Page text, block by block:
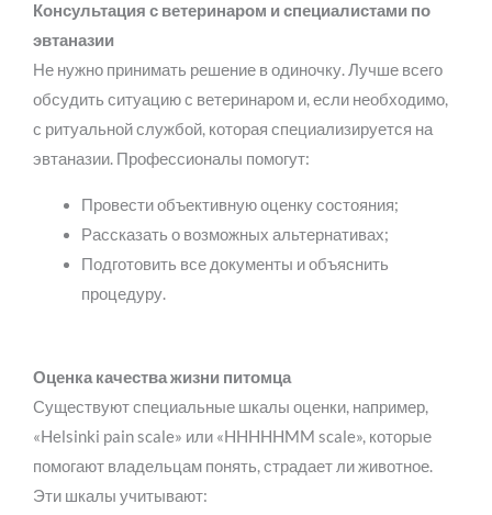
Консультация с ветеринаром и специалистами по
эвтаназии
Не нужно принимать решение в одиночку. Лучше всего
обсудить ситуацию с ветеринаром и, если необходимо,
с ритуальной службой, которая специализируется на
эвтаназии. Профессионалы помогут:
Провести объективную оценку состояния;
Рассказать о возможных альтернативах;
Подготовить все документы и объяснить
процедуру.
Оценка качества жизни питомца
Существуют специальные шкалы оценки, например,
«Helsinki pain scale» или «HHHHHMM scale», которые
помогают владельцам понять, страдает ли животное.
Эти шкалы учитывают: